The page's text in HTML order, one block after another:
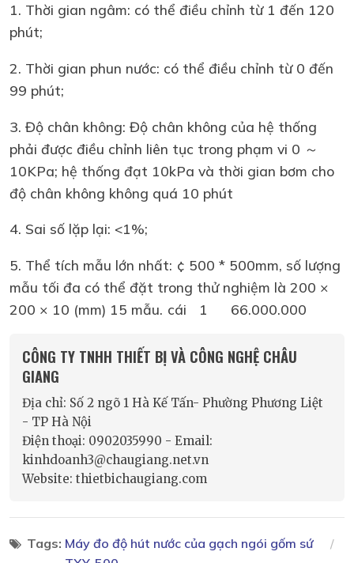
1. Thời gian ngâm: có thể điều chỉnh từ 1 đến 120
phút;
2. Thời gian phun nước: có thể điều chỉnh từ 0 đến
99 phút;
3. Độ chân không: Độ chân không của hệ thống
phải được điều chỉnh liên tục trong phạm vi 0 ～
10KPa; hệ thống đạt 10kPa và thời gian bơm cho
độ chân không không quá 10 phút
4. Sai số lặp lại: <1%;
5. Thể tích mẫu lớn nhất: ¢ 500 * 500mm, số lượng
mẫu tối đa có thể đặt trong thử nghiệm là 200 ×
200 × 10 (mm) 15 mẫu. cái 1 66.000.000
CÔNG TY TNHH THIẾT BỊ VÀ CÔNG NGHỆ CHÂU
GIANG
Địa chỉ: Số 2 ngõ 1 Hà Kế Tấn- Phường Phương Liệt
- TP Hà Nội
Điện thoại: 0902035990 - Email:
kinhdoanh3@chaugiang.net.vn
Website: thietbichaugiang.com
Tags: Máy đo độ hút nước của gạch ngói gốm sứ